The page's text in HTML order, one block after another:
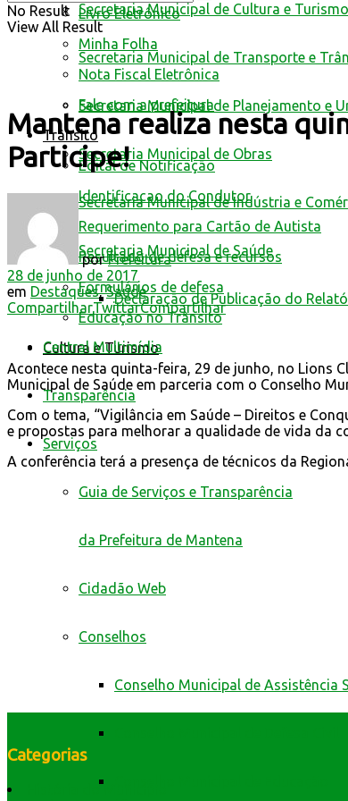
Livro Eletrônico
Minha Folha
Nota Fiscal Eletrônica
Fale com a prefeitura
Trânsito
Edital de Notificação
Identificacao do Condutor
Requerimento para Cartão de Autista
Resultado de defesa e recursos
Formulários de defesa
Educação no Trânsito
Cultura e Turismo
Secretaria Municipal de Cultura e Turismo
Secretaria Municipal de Transporte e
Secretaria Municipal de Planejamento e
Secretaria Municipal de Obras
Secretaria Municipal de Indústria e
Secretaria Municipal de Saúde
Declaração de Publicação do
Central Multimídia
Transparência
Serviços
Guia de Serviços e Transparência
da Prefeitura de Mantena
Cidadão Web
Conselhos
Conselho Municipal de Assistência
No Result
View All Result
Mantena realiza nesta
Participe!
por Prefeitura
28 de junho de 2017
em Destaques,Saúde
CompartilharTwittarCompartilhar
Acontece nesta quinta-feira, 29 de junho, no Lions
Municipal de Saúde em parceria com o Conselho
Com o tema, “Vigilância em Saúde – Direitos e
e propostas para melhorar a qualidade de vida da
A conferência terá a presença de técnicos da
Categorias